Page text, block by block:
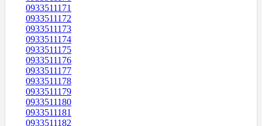
0933511171
0933511172
0933511173
0933511174
0933511175
0933511176
0933511177
0933511178
0933511179
0933511180
0933511181
0933511182